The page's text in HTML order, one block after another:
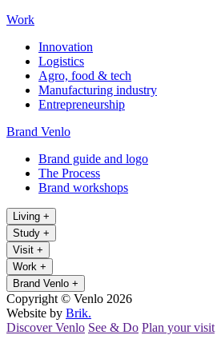
Work
Innovation
Logistics
Agro, food & tech
Manufacturing industry
Entrepreneurship
Brand Venlo
Brand guide and logo
The Process
Brand workshops
Living +
Study +
Visit +
Work +
Brand Venlo +
Copyright © Venlo 2026
Website by Brik.
Discover Venlo See & Do Plan your visit